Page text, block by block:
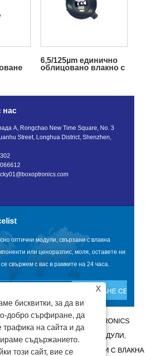
6,5/125µm единично
облицовано влакно с
нас
A, Rongchao New Time Square, No. 3
Street, Longhua District, Shenzhen,
оптични модули, свързани с влакна
или ценоразпис, моля, оставете ни
свържем с вас в рамките на 24 часа.
@ 2020 SHENZHEN BOX OPTRONICS
CO., LTD. - КИТАЙ ОПТИЧНИ МОДУЛИ,
ОПТИЧНИ МОДУЛИ, СВЪРЗАНИ С ВЛАКНА
X
бисквитки, за да ви
добро сърфиране, да
трафика на сайта и да
съдържанието.
този сайт, вие се